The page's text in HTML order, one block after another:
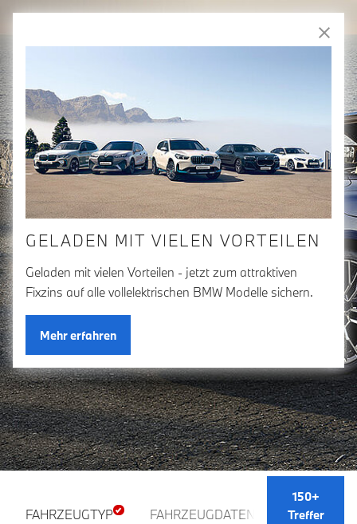
Zum Hauptinhalt springen
Freudeam Fahren
WILLKOMMEN IN DER
BMW GROUP BÖRSE
FAHRZEUGTYP FAHRZEUGDATEN
150+
Treffer
GELADEN MIT VIELEN VORTEILEN
Geladen mit vielen Vorteilen - jetzt zum attraktiven
Fixzins auf alle vollelektrischen BMW Modelle sichern.
Mehr erfahren